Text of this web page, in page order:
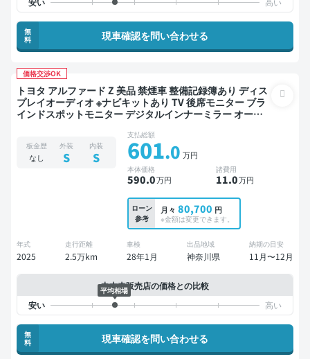
無
料
現車確認を問い合わせる
価格交渉OK
トヨタ アルファード Z 美品 禁煙車 整備記録簿あり ディス
プレイオーディオ ※ナビキットあり TV 後席モニター ブラ
インドスポットモニター デジタルインナーミラー オート
ックドア バックモニター 全方位カメラ ドライブレコーダ
ー 衝突軽減 両側電動スライドドア 7人乗り
板金歴
なし
外装
S
内装
S
支払総額
601.0 万円
本体価格
590.0万円
諸費用
11.0万円
ローン
参考
月々 80,700 円
※金額は変更できます。
年式
2025
走行距離
2.5万km
車検
28年1月
出品地域
神奈川県
納期の目安
11月〜12月
中古車販売店の価格との比較
平均相場
無
料
現車確認を問い合わせる